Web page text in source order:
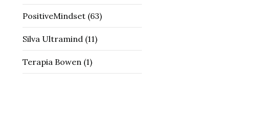
PositiveMindset (63)
Silva Ultramind (11)
Terapia Bowen (1)